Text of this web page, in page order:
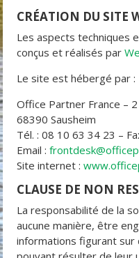
CRÉATION DU SITE
Les aspects techniques
conçus et réalisés par
Le site est hébergé par :
Office Partner France –
68390 Sausheim
Tél. : 08 10 63 34 23 –
Email :
Site internet :
CLAUSE DE NON
La responsabilité de la
aucune manière, être
informations figurant sur